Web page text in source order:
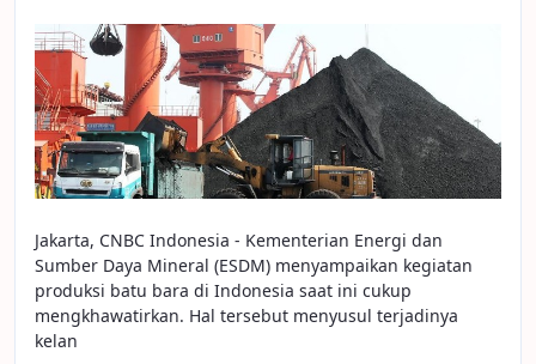
Jakarta, CNBC Indonesia - Kementerian Energi dan
Sumber Daya Mineral (ESDM) menyampaikan kegiatan
produksi batu bara di Indonesia saat ini cukup
mengkhawatirkan. Hal tersebut menyusul terjadinya
kelan